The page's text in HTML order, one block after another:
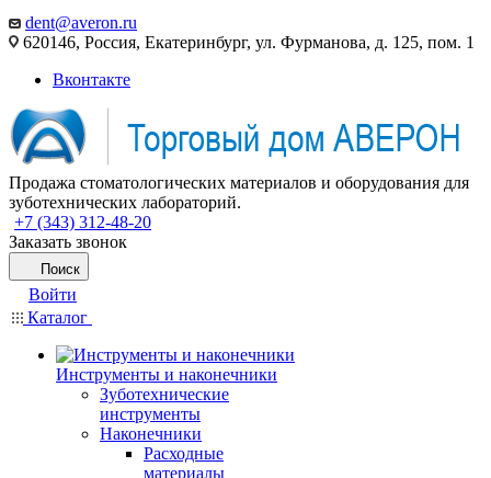
dent@averon.ru
620146, Россия, Екатеринбург, ул. Фурманова, д. 125, пом. 1
Вконтакте
Продажа стоматологических материалов и оборудования для
зуботехнических лабораторий.
+7 (343) 312-48-20
Заказать звонок
Поиск
Войти
Каталог
Инструменты и наконечники
Зуботехнические
инструменты
Наконечники
Расходные
материалы